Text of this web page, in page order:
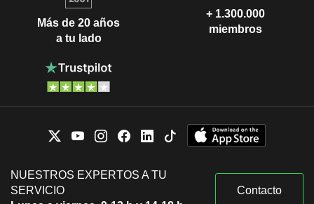
Más de 20 años
a tu lado
+ 1.300.000
miembros
NUESTROS EXPERTOS A TU
SERVICIO
Contacto